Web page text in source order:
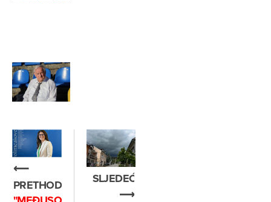
⟵
PRETHODNO
SLJEDEĆE
⟶